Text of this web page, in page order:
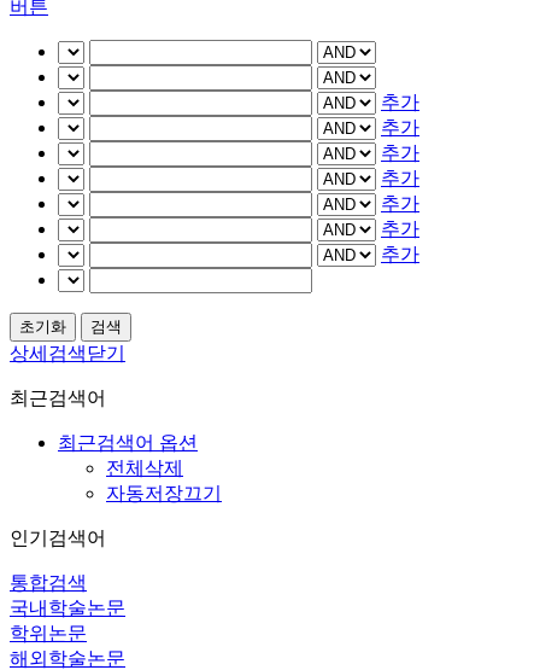
버튼
추가
추가
추가
추가
추가
추가
추가
상세검색닫기
최근검색어
최근검색어 옵션
전체삭제
자동저장끄기
인기검색어
통합검색
국내학술논문
학위논문
해외학술논문